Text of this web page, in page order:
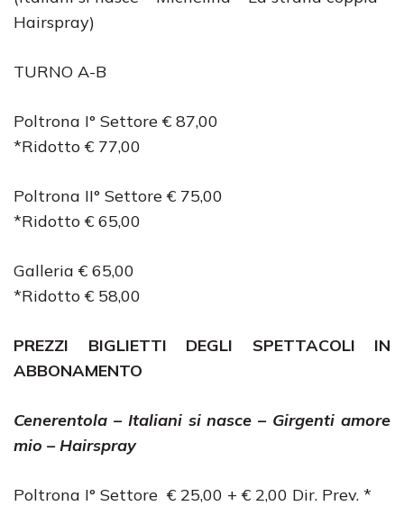
Hairspray)
TURNO A-B
Poltrona I° Settore € 87,00
*Ridotto € 77,00
Poltrona II° Settore € 75,00
*Ridotto € 65,00
Galleria € 65,00
*Ridotto € 58,00
PREZZI BIGLIETTI DEGLI SPETTACOLI IN
ABBONAMENTO
Cenerentola – Italiani si nasce – Girgenti amore
mio – Hairspray
Poltrona I° Settore € 25,00 + € 2,00 Dir. Prev. *